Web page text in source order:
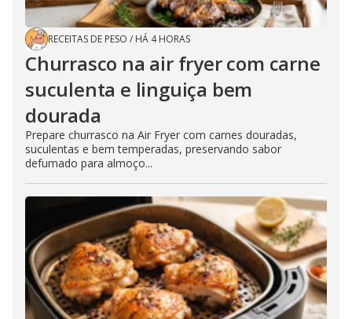
RECEITAS DE PESO / HÁ 4 HORAS
Churrasco na air fryer com carne
suculenta e linguiça bem
dourada
Prepare churrasco na Air Fryer com carnes douradas,
suculentas e bem temperadas, preservando sabor
defumado para almoço...